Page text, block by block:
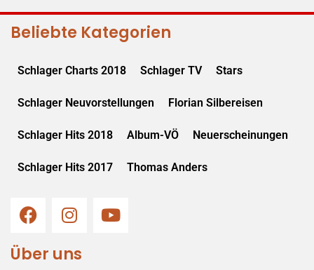
Beliebte Kategorien
Schlager Charts 2018 Schlager TV Stars
Schlager Neuvorstellungen Florian Silbereisen
Schlager Hits 2018 Album-VÖ Neuerscheinungen
Schlager Hits 2017 Thomas Anders
Über uns